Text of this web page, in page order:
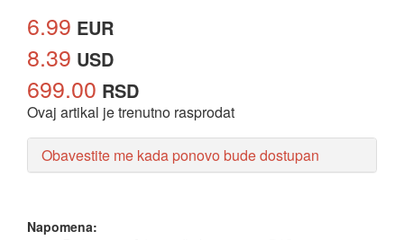
6.99 EUR
8.39 USD
699.00 RSD
Ovaj artikal je trenutno rasprodat
Obavestite me kada ponovo bude dostupan
Napomena: